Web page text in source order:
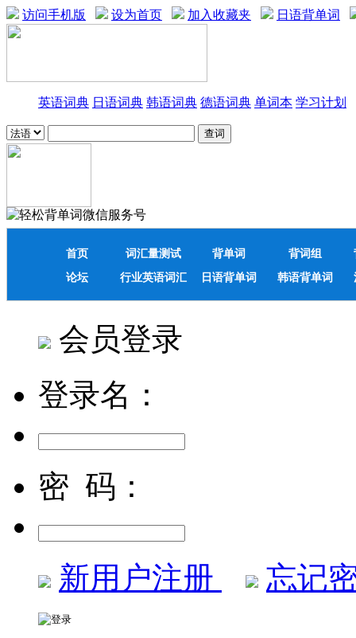
访问手机版 设为首页 加入收藏夹 日语背单词
英语词典 日语词典 韩语词典 德语词典 单词本 学习计划
首页 词汇量测试 背单词 背词组
论坛
行业英语词汇 日语背单词 韩语背单词
会员登录
登录名：
密 码：
新用户注册 忘记